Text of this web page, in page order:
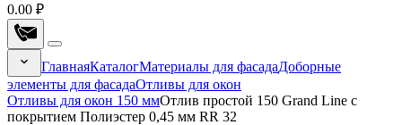
0.00 ₽
ГлавнаяКаталогМатериалы для фасадаДоборные
элементы для фасадаОтливы для окон
Отливы для окон 150 ммОтлив простой 150 Grand Line с
покрытием Полиэстер 0,45 мм RR 32